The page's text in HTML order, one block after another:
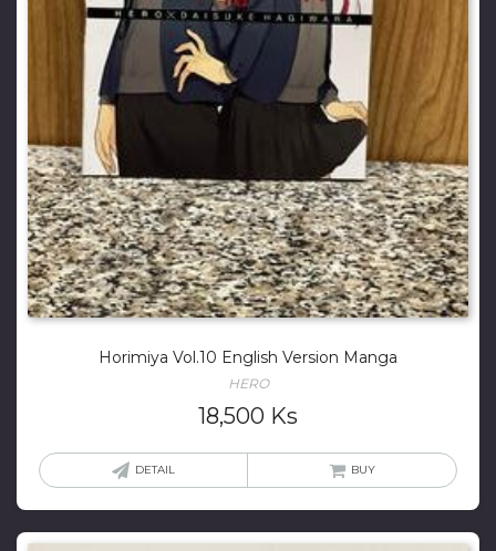
Horimiya Vol.10 English Version Manga
HERO
18,500 Ks
DETAIL BUY